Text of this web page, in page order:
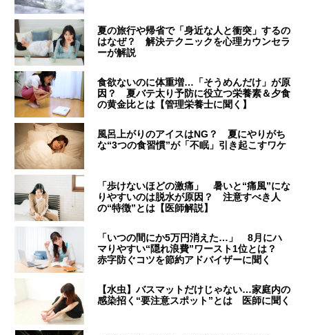
夏の旅行や帰省で「身近な人と衝突」するの
はなぜ？ 解決テクニックを心理カウンセラ
ーが解説
食欲ないのに体重増…「そうめんだけ」が原
因？ 夏バテ太り予防に役立つ栄養素＆夕食
の黄金比とは【管理栄養士に聞く】
風呂上がりのアイスはNG？ 夏にやりがち
な“3つの食習慣”が「不眠」引き起こすワケ
「歩けないほどの激痛」 暑いと“痛風”にな
りやすいのは脱水が原因？ 注意すべき人
の“特徴”とは【医師解説】
「いつの間にか5万円消えた…」 8月にハ
マりやすい“隠れ浪費”ワースト1位とは？
赤字防ぐコツを節約アドバイザーに聞く
【水虫】バスマットだけじゃない…家庭内の
感染招く“要注意スポット”とは 医師に聞く